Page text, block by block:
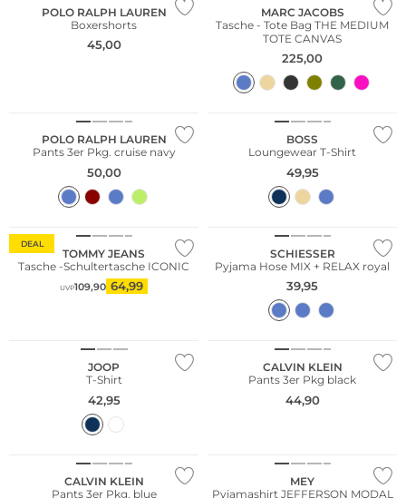
POLO RALPH LAUREN
Boxershorts
45,00
MARC JACOBS
Tasche - Tote Bag THE MEDIUM
TOTE CANVAS
225,00
POLO RALPH LAUREN
Pants 3er Pkg. cruise navy
50,00
BOSS
Loungewear T-Shirt
49,95
DEAL
TOMMY JEANS
Tasche -Schultertasche ICONIC
UVP109,90 64,99
SCHIESSER
Pyjama Hose MIX + RELAX royal
39,95
JOOP
T-Shirt
42,95
CALVIN KLEIN
Pants 3er Pkg black
44,90
CALVIN KLEIN
Pants 3er Pkg. blue
MEY
Pyjamashirt JEFFERSON MODAL